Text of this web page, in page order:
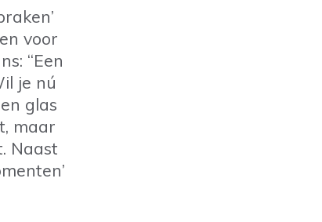
088 - 345 10 00
info@cello-zorg.nl
voor
“Een
je nú
glas
maar
Naast